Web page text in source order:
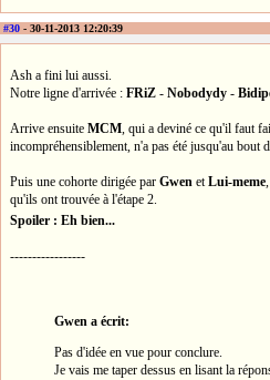
#30 - 30-11-2013 12:20:39
Ash a fini lui aussi.
Notre ligne d'arrivée : FRiZ - Nobodydy -
Arrive ensuite MCM, qui a deviné ce qu'il faut
incompréhensiblement, n'a pas été jusqu'au bout
Puis une cohorte dirigée par Gwen etLui-meme
qu'ils ont trouvée à l'étape 2.
Spoiler : Eh bien...
-----------------
Gwen a écrit:
Pas d'idée en vue pour conclure.
Je vais me taper dessus en lisant la